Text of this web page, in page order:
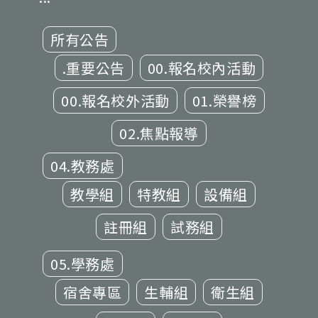
所有公告
.重要公告
00.報名校內活動
00.報名校外活動
01.榮譽榜
02.焦點報導
04.教務處
教學組
特教組
設備組
註冊組
試務組
05.學務處
宿舍專區
生輔組
衛生組